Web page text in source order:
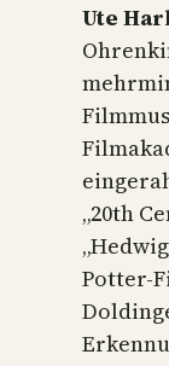
Ute
„20th
Potter-